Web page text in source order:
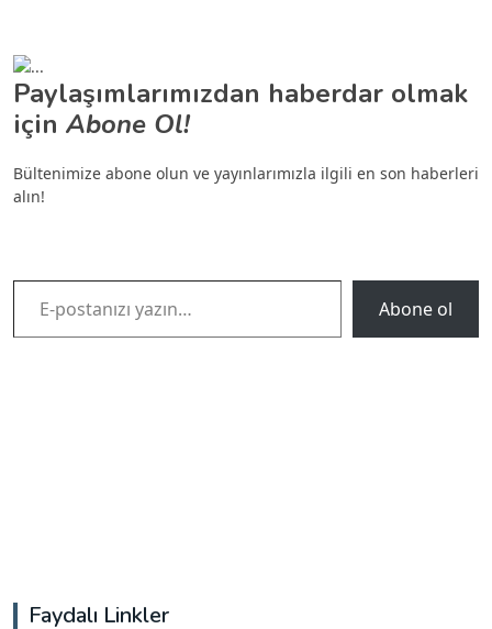
Paylaşımlarımızdan haberdar olmak
için Abone Ol!
Bültenimize abone olun ve yayınlarımızla ilgili en son haberleri
alın!
E-postanızı yazın…
Abone ol
Faydalı Linkler